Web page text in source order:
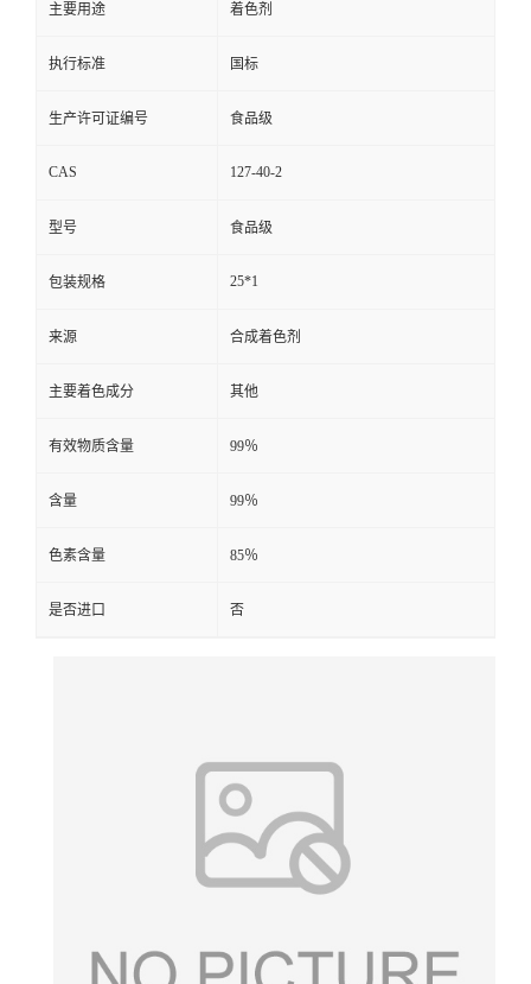
主要用途 着色剂
执行标准 国标
生产许可证编号 食品级
CAS 127-40-2
型号 食品级
包装规格 25*1
来源 合成着色剂
主要着色成分 其他
有效物质含量 99％
含量 99％
色素含量 85％
是否进口 否